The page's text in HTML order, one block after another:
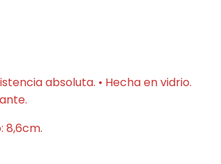
absoluta. • Hecha en vidrio.
8,6cm.